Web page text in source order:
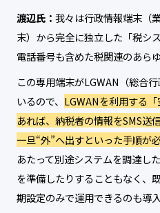
渡辺氏： 我々は行政情報端末（
末）から完全に独立した「税シ
電話番号も含めた税関連のあら
この専用端末がLGWAN（総合
いるので、 LGWANを利用する
あれば、納税者の情報をSMS送
一旦“外”へ出すといった手順が
あたって別途システムを調達し
を準備したりすることもなく、
期設定のみで運用できるのも導